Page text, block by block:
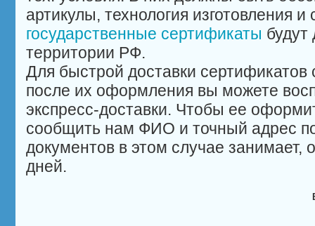
артикулы, технология изготовления
государственные сертификаты будут
территории РФ.
Для быстрой доставки сертификатов
после их оформления вы можете
экспресс-доставки. Чтобы ее
сообщить нам ФИО и точный адрес
документов в этом случае занимает,
дней.